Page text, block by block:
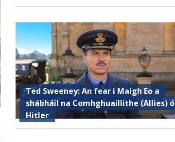
Ted Sweeney: An fear i Maigh Eo a
shábháil na Comhghuaillithe (Allies) ó
Hitler